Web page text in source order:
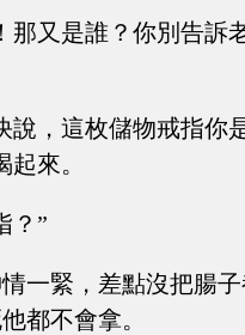
那又是誰？你別告訴
說，這枚儲物戒指你
來。
？”
一緊，差點沒把腸
都不會拿。